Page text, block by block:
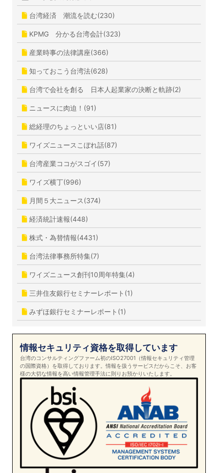
台湾経済 潮流を読む(230)
KPMG 分かる台湾会計(323)
産業時事の法律講座(366)
知っておこう台湾法(628)
台湾で会社を創る 日本人起業家の決断と軌跡(2)
ニュースに肉迫！(91)
総経理のちょっといい店(81)
ワイズニュースこぼれ話(87)
台湾産業ココがスゴイ(57)
ワイズ横丁(996)
月間５大ニュース(374)
経済統計速報(448)
株式・為替情報(4431)
台湾法律事務所特集(7)
ワイズニュース創刊10周年特集(4)
三井住友銀行セミナーレポート(1)
みずほ銀行セミナーレポート(1)
情報セキュリティ資格を取得しています
台湾のコンサルティングファーム初のISO27001（情報セキュリティ管理
の国際資格）を取得しております。情報を扱うサービスだからこそ、お客
様の大切な情報を高い情報管理手法に則りお預かりいたします。